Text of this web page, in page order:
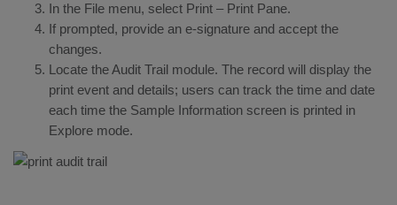
In the File menu, select Print – Print Pane.
If prompted, provide an e-signature and accept the
changes.
Locate the Audit Trail module. The record will display the
print event and details; users can track the time and date
each time the Sample Information screen is printed in
Explore mode.